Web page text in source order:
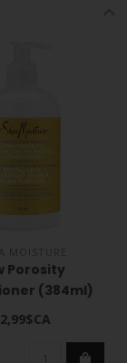
MOISTURE
Porosity
(384ml)